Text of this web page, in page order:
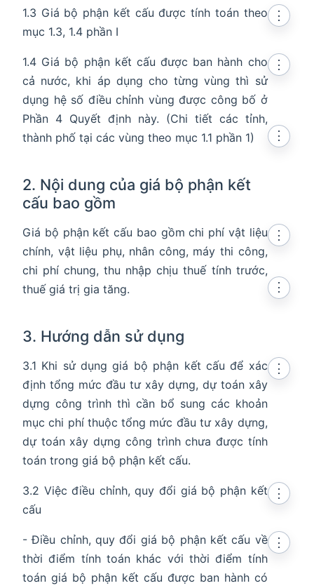
1.3 Giá bộ phận kết cấu được tính toán theo
mục 1.3, 1.4 phần I
⋮
1.4 Giá bộ phận kết cấu được ban hành cho
cả nước, khi áp dụng cho từng vùng thì sử
dụng hệ số điều chỉnh vùng được công bố ở
Phần 4 Quyết định này. (Chi tiết các tỉnh,
thành phố tại các vùng theo mục 1.1 phần 1)
⋮
2. Nội dung của giá bộ phận kết
cấu bao gồm
⋮
Giá bộ phận kết cấu bao gồm chi phí vật liệu
chính, vật liệu phụ, nhân công, máy thi công,
chi phí chung, thu nhập chịu thuế tính trước,
thuế giá trị gia tăng.
⋮
3. Hướng dẫn sử dụng
⋮
3.1 Khi sử dụng giá bộ phận kết cấu để xác
định tổng mức đầu tư xây dựng, dự toán xây
dựng công trình thì cần bổ sung các khoản
mục chi phí thuộc tổng mức đầu tư xây dựng,
dự toán xây dựng công trình chưa được tính
toán trong giá bộ phận kết cấu.
⋮
3.2 Việc điều chỉnh, quy đổi giá bộ phận kết
cấu
⋮
- Điều chỉnh, quy đổi giá bộ phận kết cấu về
thời điểm tính toán khác với thời điểm tính
toán giá bộ phận kết cấu được ban hành có
⋮